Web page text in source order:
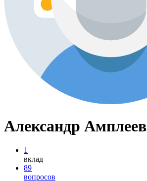
Александр Амплеев
1
вклад
89
вопросов